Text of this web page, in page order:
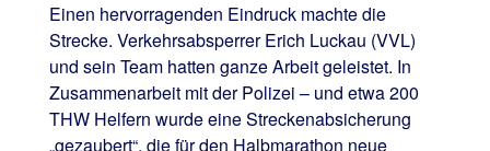
Einen hervorragenden Eindruck machte die
Strecke. Verkehrsabsperrer Erich Luckau (VVL)
und sein Team hatten ganze Arbeit geleistet. In
Zusammenarbeit mit der Polizei – und etwa 200
THW Helfern wurde eine Streckenabsicherung
„gezaubert“, die für den Halbmarathon neue